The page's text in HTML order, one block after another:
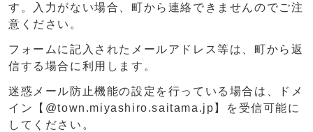
す。入力がない場合、町から連絡できませんのでご注
意ください。
フォームに記入されたメールアドレス等は、町から返
信する場合に利用します。
迷惑メール防止機能の設定を行っている場合は、ドメ
イン【@town.miyashiro.saitama.jp】を受信可能に
してください。